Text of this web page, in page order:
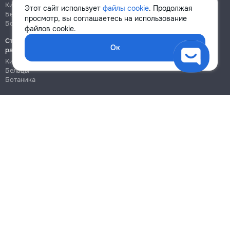
Этот сайт использует файлы cookie. Продолжая
просмотр, вы соглашаетесь на использование
файлов cookie.
Ок
Кишинёв
Бельцы
Ботаника
Кишинёв
Ботаника
Строительно-монтажные
работы
Кишинёв
Бельцы
Ботаника